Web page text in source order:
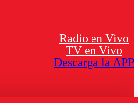
Radio en Vivo
TV en Vivo
Descarga la APP